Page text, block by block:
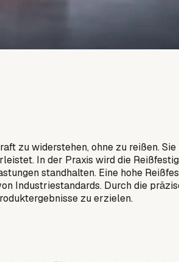
zu widerstehen, ohne zu reißen.
In der Praxis wird die
standhalten. Eine hohe
Industriestandards. Durch die
zu erzielen.